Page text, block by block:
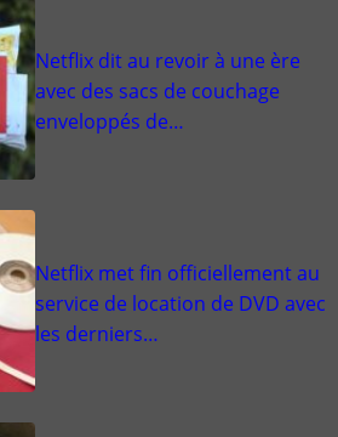
Netflix dit au revoir à une ère
avec des sacs de couchage
enveloppés de…
Netflix met fin officiellement au
service de location de DVD avec
les derniers…